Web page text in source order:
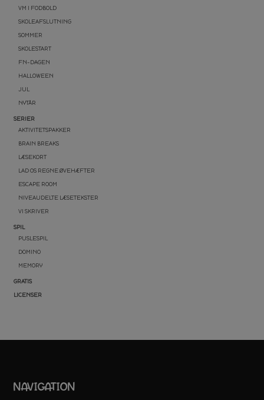
VM I FODBOLD
SKOLEAFSLUTNING
SOMMER
SKOLESTART
FN-DAGEN
HALLOWEEN
JUL
NYTÅR
SERIER
AKTIVITETSPAKKER
BRAIN BREAKS
LÆSEKORT
LAD OS REGNE ØVEHÆFTER
ESCAPE ROOM
NIVEAUDELTE LÆSETEKSTER
VI SKRIVER
SPIL
PUSLESPIL
DOMINO
MEMORY
GRATIS
LICENSER
NAVIGATION